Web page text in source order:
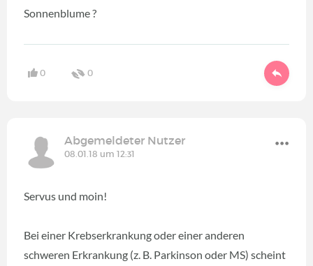
Sonnenblume ?
0 0
Abgemeldeter Nutzer
08.01.18 um 12:31
Servus und moin!
Bei einer Krebserkrankung oder einer anderen
schweren Erkrankung (z. B. Parkinson oder MS) scheint